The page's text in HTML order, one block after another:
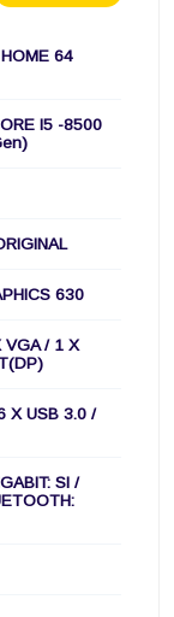
64
I5 -8500
630
VGA / 1 X
X USB 3.0 /
SI /